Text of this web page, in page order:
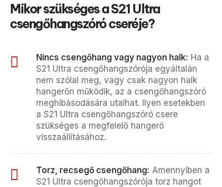
Mikor szükséges a S21 Ultra
csengőhangszóró cseréje?
Nincs csengőhang vagy nagyon halk: Ha a
S21 Ultra csengőhangszórója egyáltalán
nem szólal meg, vagy csak nagyon halk
hangerőn működik, az a csengőhangszóró
meghibásodására utalhat. Ilyen esetekben
a S21 Ultra csengőhangszóró csere
szükséges a megfelelő hangerő
visszaállításához.
Torz, recsegő csengőhang: Amennyiben a
S21 Ultra csengőhangszórója torz hangot